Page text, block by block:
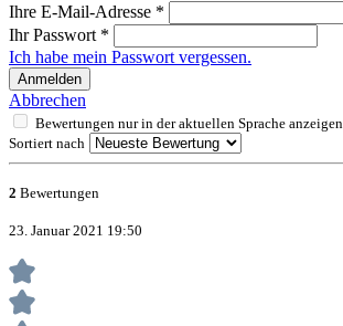
Ihre E-Mail-Adresse *
Ihr Passwort *
Ich habe mein Passwort vergessen.
Anmelden
Abbrechen
Bewertungen nur in der aktuellen Sprache anzeigen.
Sortiert nach
2 Bewertungen
23. Januar 2021 19:50